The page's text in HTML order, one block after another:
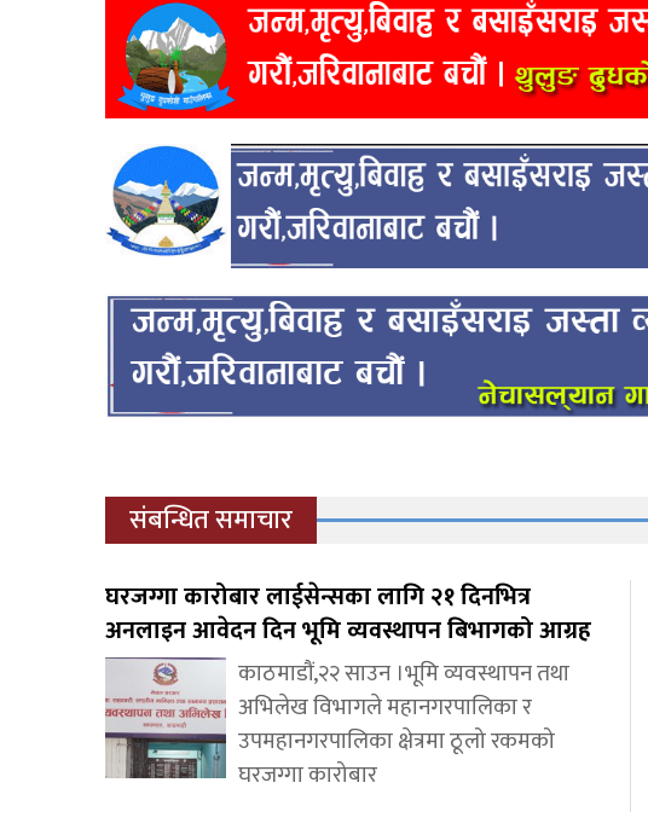
संबन्धित समाचार
घरजग्गा कारोबार लाईसेन्सका लागि २१ दिनभित्र
अनलाइन आवेदन दिन भूमि व्यवस्थापन बिभागको आग्रह
काठमाडौं,२२ साउन ।भूमि व्यवस्थापन तथा
अभिलेख विभागले महानगरपालिका र
उपमहानगरपालिका क्षेत्रमा ठूलो रकमको
घरजग्गा कारोबार